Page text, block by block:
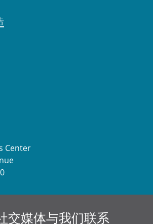
Center
交媒体与我们联系